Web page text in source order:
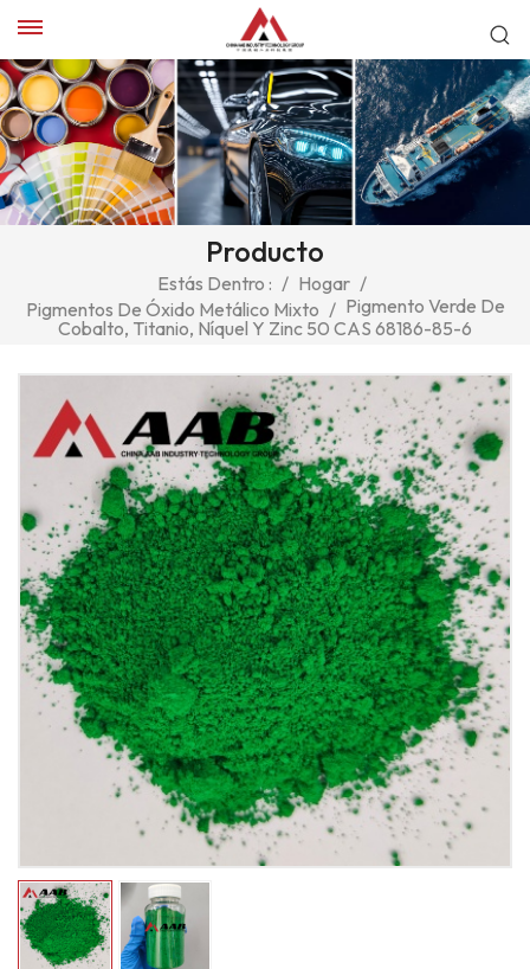
Producto
Estás Dentro : / Hogar /
Pigmentos De Óxido Metálico Mixto / Pigmento Verde De
Cobalto, Titanio, Níquel Y Zinc 50 CAS 68186-85-6